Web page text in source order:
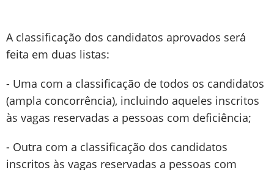
A classificação dos candidatos aprovados será
feita em duas listas:
- Uma com a classificação de todos os candidatos
(ampla concorrência), incluindo aqueles inscritos
às vagas reservadas a pessoas com deficiência;
- Outra com a classificação dos candidatos
inscritos às vagas reservadas a pessoas com